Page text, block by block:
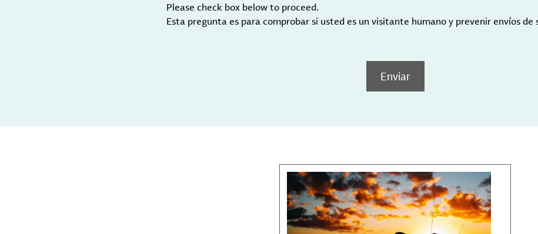
Please check box below to proceed.
Esta pregunta es para comprobar si usted es un visitante humano y prevenir envíos
Enviar